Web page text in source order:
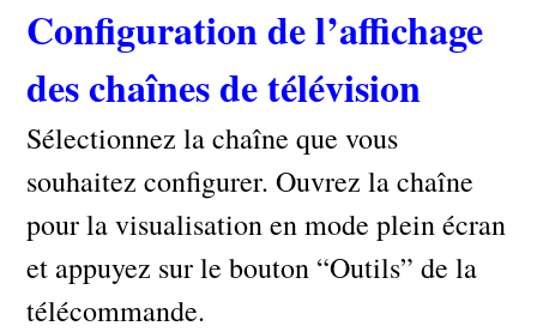
Configuration de l’affichage
des chaînes de télévision
Sélectionnez la chaîne que vous
souhaitez configurer. Ouvrez la chaîne
pour la visualisation en mode plein écran
et appuyez sur le bouton “Outils” de la
télécommande.